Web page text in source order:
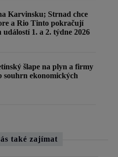
Karvinsku; Strnad chce
a Rio Tinto pokračují
1. a 2. týdne 2026
šlape na plyn a firmy
souhrn ekonomických
také zajímat